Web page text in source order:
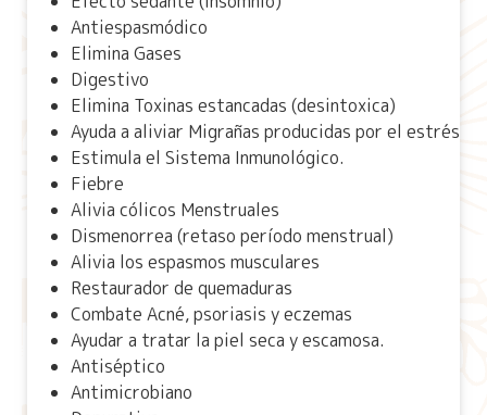
Antiespasmódico
Elimina Gases
Digestivo
Elimina Toxinas estancadas (desintoxica)
Ayuda a aliviar Migrañas producidas por el estrés
Estimula el Sistema Inmunológico.
Fiebre
Alivia cólicos Menstruales
Dismenorrea (retaso período menstrual)
Alivia los espasmos musculares
Restaurador de quemaduras
Combate Acné, psoriasis y eczemas
Ayudar a tratar la piel seca y escamosa.
Antiséptico
Antimicrobiano